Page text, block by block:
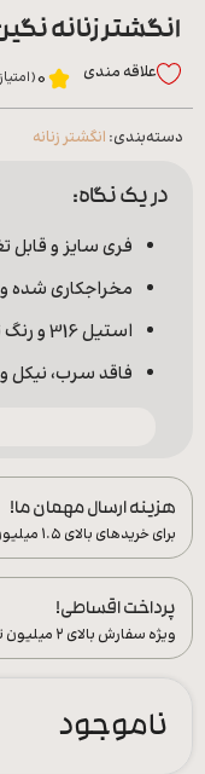
انگشتر زنانه
علاقه‌ مندی 0(امتیاز 0 خریدار)
دسته‌بندی: انگشتر زنانه
در یک نگاه:
فری سایز و قابل
مخراجکاری شده
استیل 316 و رنگ ثابت
فاقد سرب، نیکل
هزینه ارسال مهمان ما!
برای خریدهای بالای ۱.۵ میلیون تومان
پرداخت اقساطی!
ویژه سفارش‌ بالای ۲ میلیون تومان (با اسنپ‌پی و ترب‌پِی)
ناموجود